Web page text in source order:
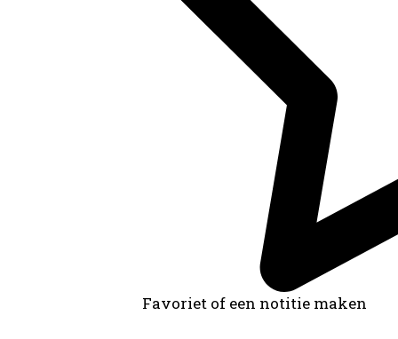
Favoriet of een notitie maken